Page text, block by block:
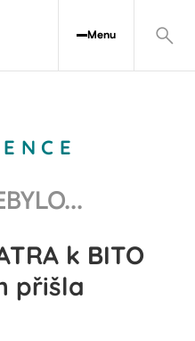
Menu
k BITO
přišla